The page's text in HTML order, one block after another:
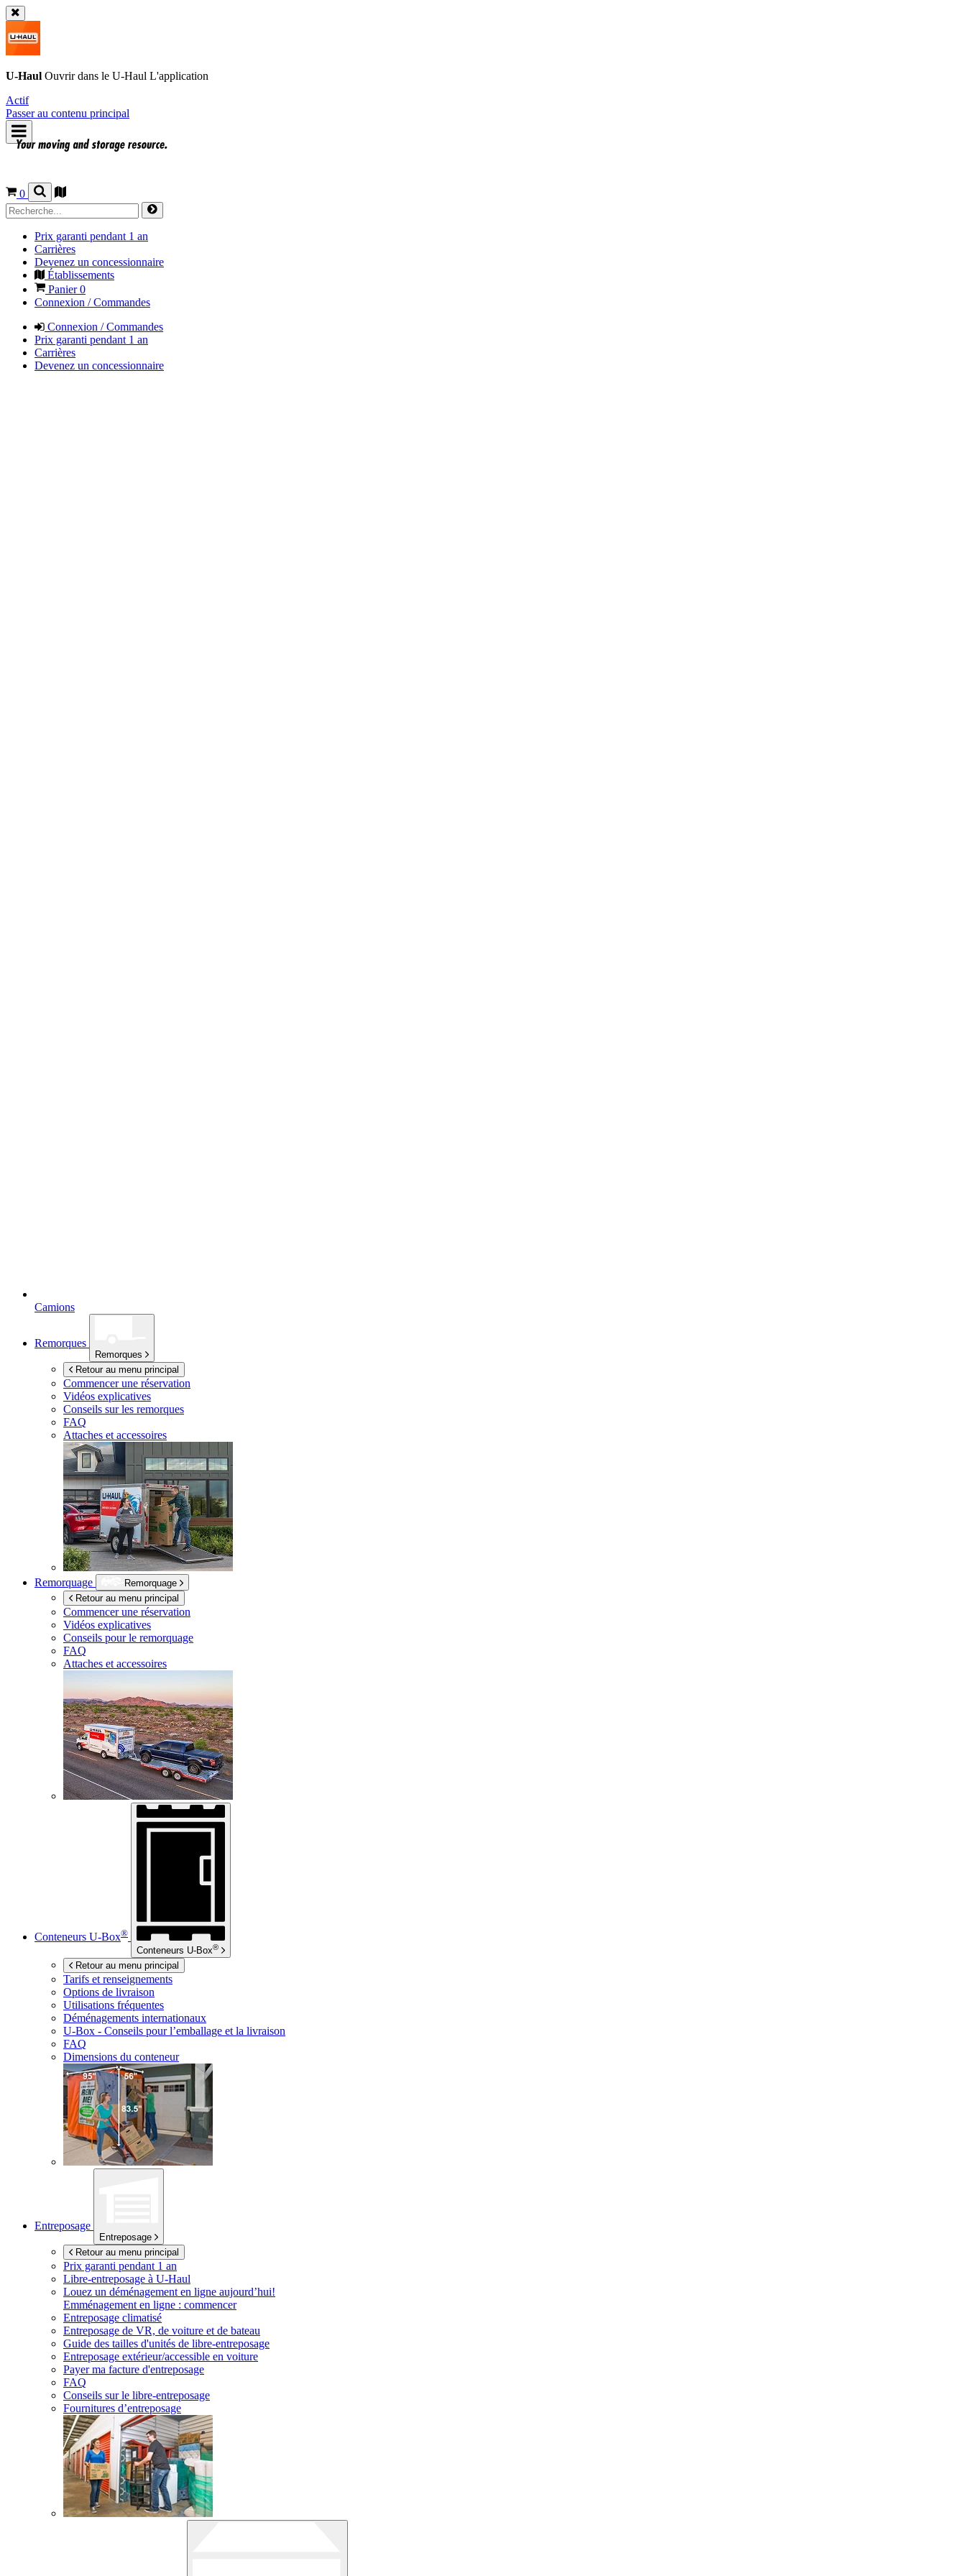
U-Haul Ouvrir dans le U-Haul L'application
Actif
Passer au contenu principal
0
Prix garanti pendant 1 an
Carrières
Devenez un concessionnaire
Établissements
Panier0
Connexion / Commandes
Connexion / Commandes
Prix garanti pendant 1 an
Carrières
Devenez un concessionnaire
Camions
Remorques
Remorques
Retour au menu principal
Commencer une réservation
Vidéos explicatives
Conseils sur les remorques
FAQ
Attaches et accessoires
Remorquage
Remorquage
Retour au menu principal
Commencer une réservation
Vidéos explicatives
Conseils pour le remorquage
FAQ
Attaches et accessoires
Conteneurs U-Box®
Conteneurs U-Box®
Retour au menu principal
Tarifs et renseignements
Options de livraison
Utilisations fréquentes
Déménagements internationaux
U-Box - Conseils pour l’emballage et la livraison
FAQ
Dimensions du conteneur
Entreposage
Entreposage
Retour au menu principal
Prix garanti pendant 1 an
Libre-entreposage à U-Haul
Louez un déménagement en ligne aujourd’hui!
Emménagement en ligne : commencer
Entreposage climatisé
Entreposage de VR, de voiture et de bateau
Guide des tailles d'unités de libre-entreposage
Entreposage extérieur/accessible en voiture
Payer ma facture d'entreposage
FAQ
Conseils sur le libre-entreposage
Fournitures d’entreposage